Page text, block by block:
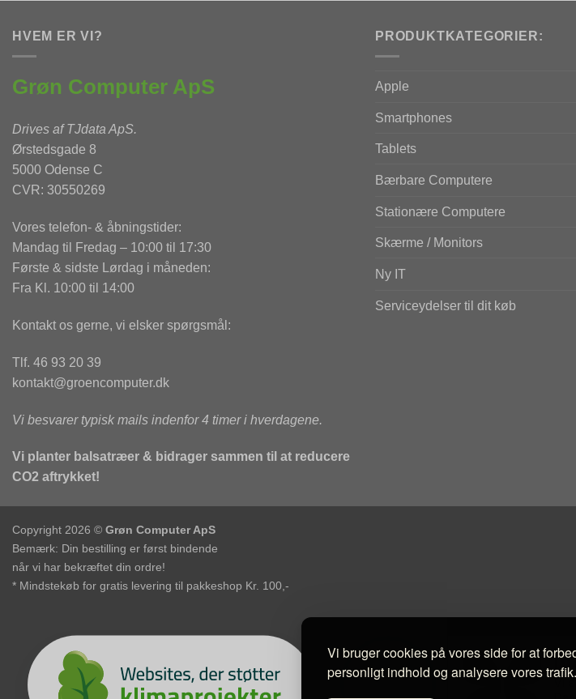
Vi bruger cookies på vores side for at
personligt indhold og analysere vores trafik.
HVEM ER VI?
Grøn Computer ApS
Drives afTJdata ApS.
Ørstedsgade 8
5000 Odense C
CVR: 30550269
Vores telefon- & åbningstider:
Mandag til Fredag – 10:00 til 17:30
Første & sidste Lørdag i måneden:
Fra Kl. 10:00 til 14:00
Kontakt os gerne, vi elsker spørgsmål:
Tlf. 46 93 20 39
kontakt@groencomputer.dk
Vi besvarer typisk mails indenfor 4 timer i hverdagene.
Vi planter balsatræer & bidrager sammen til at reducere
CO2 aftrykket!
PRODUKTKATEGORIER:
Apple
Smartphones
Tablets
Bærbare Computere
Stationære Computere
Skærme / Monitors
Ny IT
Serviceydelser til dit køb
Copyright 2026 © Grøn Computer ApS
Bemærk: Din bestilling er først bindende
når vi har bekræftet din ordre!
* Mindstekøb for gratis levering til pakkeshop Kr. 100,-